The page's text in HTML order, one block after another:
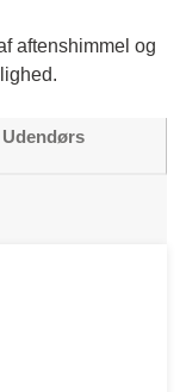
aftenshimmel og
Udendørs